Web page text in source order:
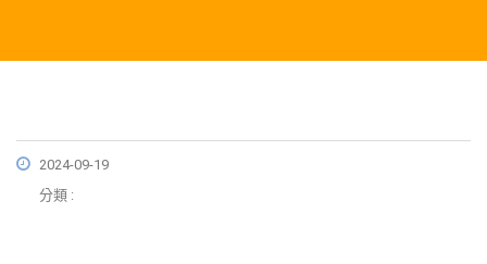
2024-09-19
分類 :